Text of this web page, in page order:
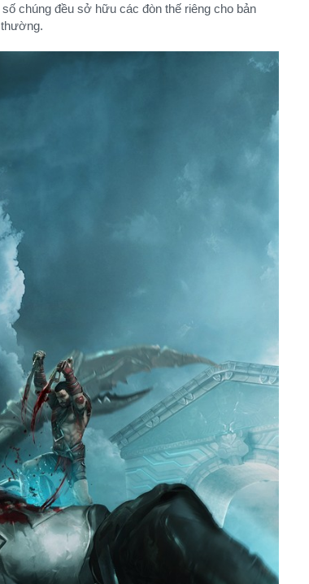
chúng đều sở hữu các đòn thế riêng cho bản